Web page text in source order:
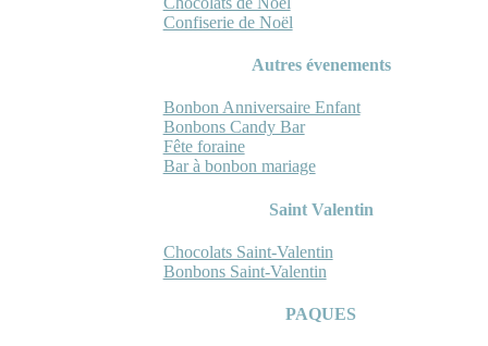
Confiserie de Noël
Autres évenements
Bonbon Anniversaire Enfant
Bonbons Candy Bar
Fête foraine
Bar à bonbon mariage
Saint Valentin
Chocolats Saint-Valentin
Bonbons Saint-Valentin
PAQUES